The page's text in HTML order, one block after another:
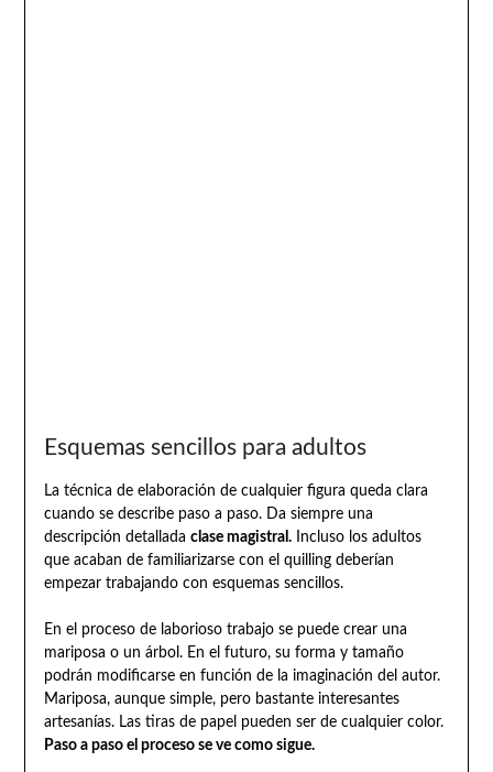
Esquemas sencillos para adultos
La técnica de elaboración de cualquier figura queda clara
cuando se describe paso a paso. Da siempre una
descripción detallada clase magistral.Incluso los adultos
que acaban de familiarizarse con el quilling deberían
empezar trabajando con esquemas sencillos.
En el proceso de laborioso trabajo se puede crear una
mariposa o un árbol. En el futuro, su forma y tamaño
podrán modificarse en función de la imaginación del autor.
Mariposa, aunque simple, pero bastante interesantes
artesanías. Las tiras de papel pueden ser de cualquier color.
Paso a paso el proceso se ve como sigue.